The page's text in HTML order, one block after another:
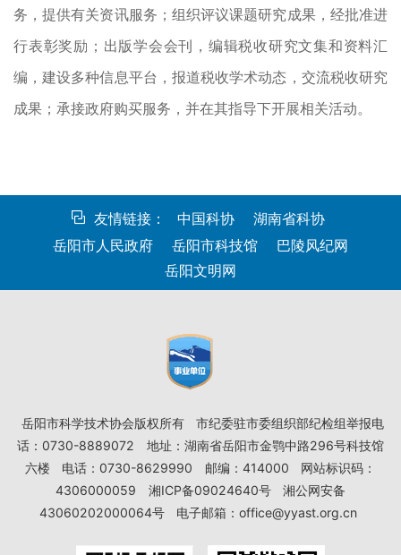
务，提供有关资讯服务；组织评议课题研究成果，经批准进
行表彰奖励；出版学会会刊，编辑税收研究文集和资料汇
编，建设多种信息平台，报道税收学术动态，交流税收研究
成果；承接政府购买服务，并在其指导下开展相关活动。
友情链接： 中国科协
湖南省科协
岳阳市人民政府
岳阳市科技馆
巴陵风纪网
岳阳文明网
岳阳市科学技术协会版权所有
市纪委驻市委组织部纪检组举报电
话：0730-8889072
地址：湖南省岳阳市金鹗中路296号科技馆
六楼
电话：0730-8629990 邮编：414000
网站标识码：
4306000059
湘ICP备09024640号
湘公网安备
43060202000064号
电子邮箱：office@yyast.org.cn